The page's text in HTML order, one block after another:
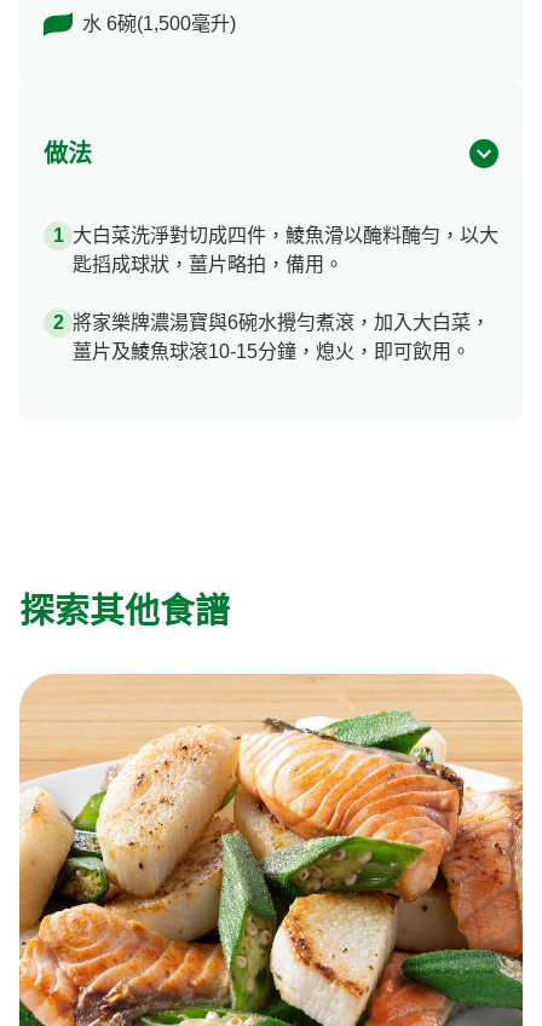
水 6碗(1,500毫升)
做法
大白菜洗淨對切成四件，鯪魚滑以醃料醃勻，以大
匙搯成球狀，薑片略拍，備用。
將家樂牌濃湯寶與6碗水攪勻煮滾，加入大白菜，
薑片及鯪魚球滾10-15分鐘，熄火，即可飲用。
探索其他食譜